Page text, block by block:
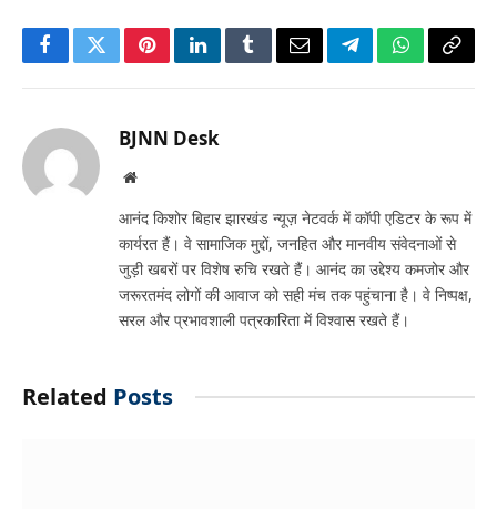
FacebookTwitterPinterestLinkedInTumblrEmailTelegramWhatsApp
Copy
BJNN Desk
Website
आनंद किशोर बिहार झारखंड न्यूज़ नेटवर्क में कॉपी एडिटर के रूप में
कार्यरत हैं। वे सामाजिक मुद्दों, जनहित और मानवीय संवेदनाओं से
जुड़ी खबरों पर विशेष रुचि रखते हैं। आनंद का उद्देश्य कमजोर और
जरूरतमंद लोगों की आवाज को सही मंच तक पहुंचाना है। वे निष्पक्ष,
सरल और प्रभावशाली पत्रकारिता में विश्वास रखते हैं।
Related Posts